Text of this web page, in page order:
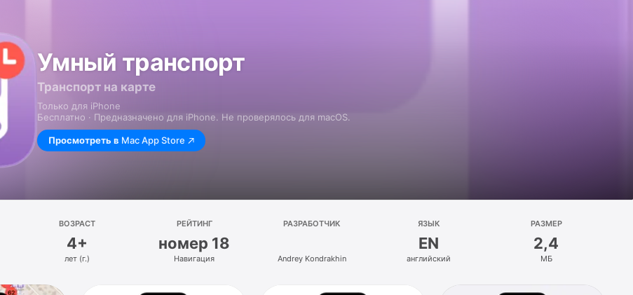
Умный транспорт
Транспорт на карте
Только для iPhone
Бесплатно · Предназначено для iPhone. Не проверялось для macOS.
Просмотреть в Mac App Store
ВОЗРАСТ
4+
лет (г.)
РЕЙТИНГ
номер 18
Навигация
РАЗРАБОТЧИК
Andrey Kondrakhin
ЯЗЫК
EN
английский
РАЗМЕР
2,4
МБ